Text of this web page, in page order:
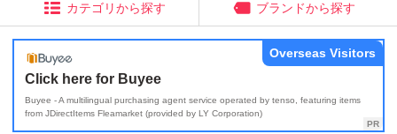
カテゴリから探す ブランドから探す
Click here for Buyee
Buyee - A multilingual purchasing agent service operated by tenso, featuring items
from JDirectItems Fleamarket (provided by LY Corporation)
Overseas Visitors